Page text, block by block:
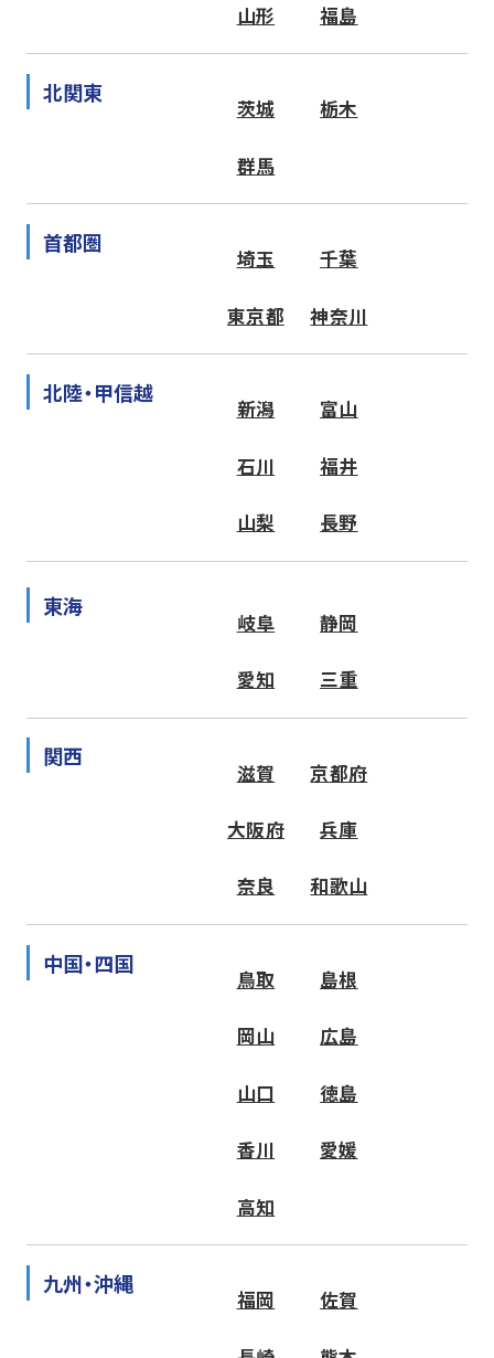
山形 福島
北関東
茨城 栃木
群馬
首都圏
埼玉 千葉
東京都 神奈川
北陸・甲信越
新潟 富山
石川 福井
山梨 長野
東海
岐阜 静岡
愛知 三重
関西
滋賀 京都府
大阪府 兵庫
奈良 和歌山
中国・四国
鳥取 島根
岡山 広島
山口 徳島
香川 愛媛
高知
九州・沖縄
福岡 佐賀